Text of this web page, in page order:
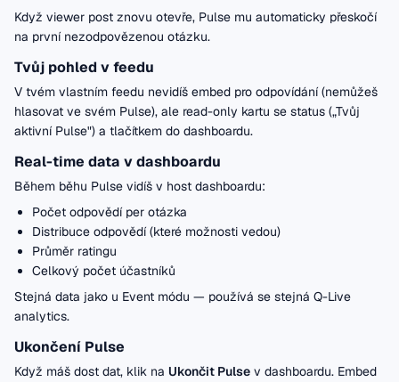
Když viewer post znovu otevře, Pulse mu automaticky přeskočí
na první nezodpovězenou otázku.
Tvůj pohled v feedu
V tvém vlastním feedu nevidíš embed pro odpovídání (nemůžeš
hlasovat ve svém Pulse), ale read-only kartu se status („Tvůj
aktivní Pulse") a tlačítkem do dashboardu.
Real-time data v dashboardu
Během běhu Pulse vidíš v host dashboardu:
Počet odpovědí per otázka
Distribuce odpovědí (které možnosti vedou)
Průměr ratingu
Celkový počet účastníků
Stejná data jako u Event módu — používá se stejná Q-Live
analytics.
Ukončení Pulse
Když máš dost dat, klik na Ukončit Pulse v dashboardu. Embed